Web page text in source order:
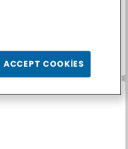
Moda Prensesleri
ACCEPT COOKIES